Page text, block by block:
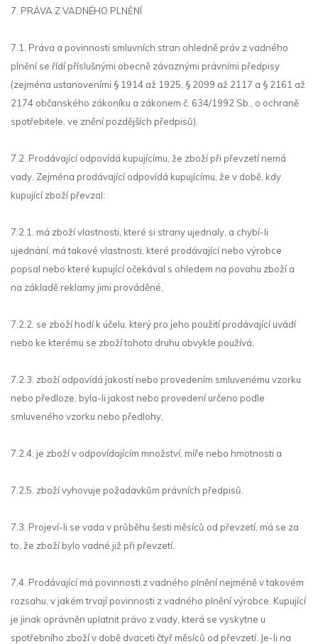
7. PRÁVA Z VADNÉHO PLNĚNÍ
7.1. Práva a povinnosti smluvních stran ohledně práv z vadného
plnění se řídí příslušnými obecně závaznými právními předpisy
(zejména ustanoveními § 1914 až 1925, § 2099 až 2117 a § 2161 až
2174 občanského zákoníku a zákonem č. 634/1992 Sb., o ochraně
spotřebitele, ve znění pozdějších předpisů).
7.2. Prodávající odpovídá kupujícímu, že zboží při převzetí nemá
vady. Zejména prodávající odpovídá kupujícímu, že v době, kdy
kupující zboží převzal:
7.2.1. má zboží vlastnosti, které si strany ujednaly, a chybí-li
ujednání, má takové vlastnosti, které prodávající nebo výrobce
popsal nebo které kupující očekával s ohledem na povahu zboží a
na základě reklamy jimi prováděné,
7.2.2. se zboží hodí k účelu, který pro jeho použití prodávající uvádí
nebo ke kterému se zboží tohoto druhu obvykle používá,
7.2.3. zboží odpovídá jakostí nebo provedením smluvenému vzorku
nebo předloze, byla-li jakost nebo provedení určeno podle
smluveného vzorku nebo předlohy,
7.2.4. je zboží v odpovídajícím množství, míře nebo hmotnosti a
7.2.5. zboží vyhovuje požadavkům právních předpisů.
7.3. Projeví-li se vada v průběhu šesti měsíců od převzetí, má se za
to, že zboží bylo vadné již při převzetí.
7.4. Prodávající má povinnosti z vadného plnění nejméně v takovém
rozsahu, v jakém trvají povinnosti z vadného plnění výrobce. Kupující
je jinak oprávněn uplatnit právo z vady, která se vyskytne u
spotřebního zboží v době dvaceti čtyř měsíců od převzetí. Je-li na